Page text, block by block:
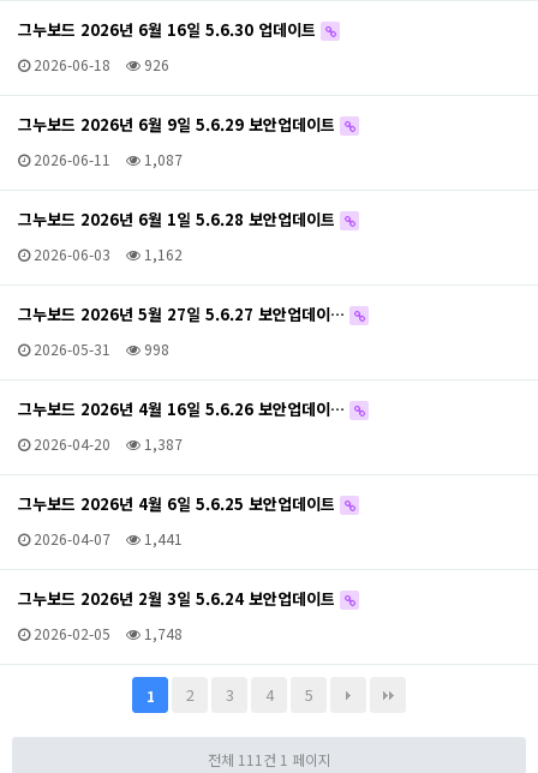
그누보드 2026년 6월 16일 5.6.30 업데이트
2026-06-18 926
그누보드 2026년 6월 9일 5.6.29 보안업데이트
2026-06-11 1,087
그누보드 2026년 6월 1일 5.6.28 보안업데이트
2026-06-03 1,162
그누보드 2026년 5월 27일 5.6.27 보안업데이…
2026-05-31 998
그누보드 2026년 4월 16일 5.6.26 보안업데이…
2026-04-20 1,387
그누보드 2026년 4월 6일 5.6.25 보안업데이트
2026-04-07 1,441
그누보드 2026년 2월 3일 5.6.24 보안업데이트
2026-02-05 1,748
1 2 3 4 5
전체 111건 1 페이지